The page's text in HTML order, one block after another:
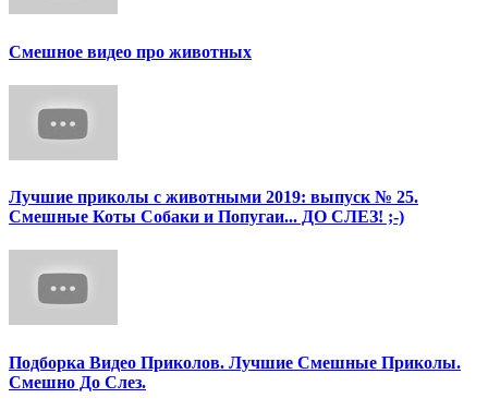
Смешное видео про животных
Лучшие приколы с животными 2019: выпуск № 25.
Смешные Коты Собаки и Попугаи... ДО СЛЕЗ! ;-)
Подборка Видео Приколов. Лучшие Смешные Приколы.
Смешно До Слез.